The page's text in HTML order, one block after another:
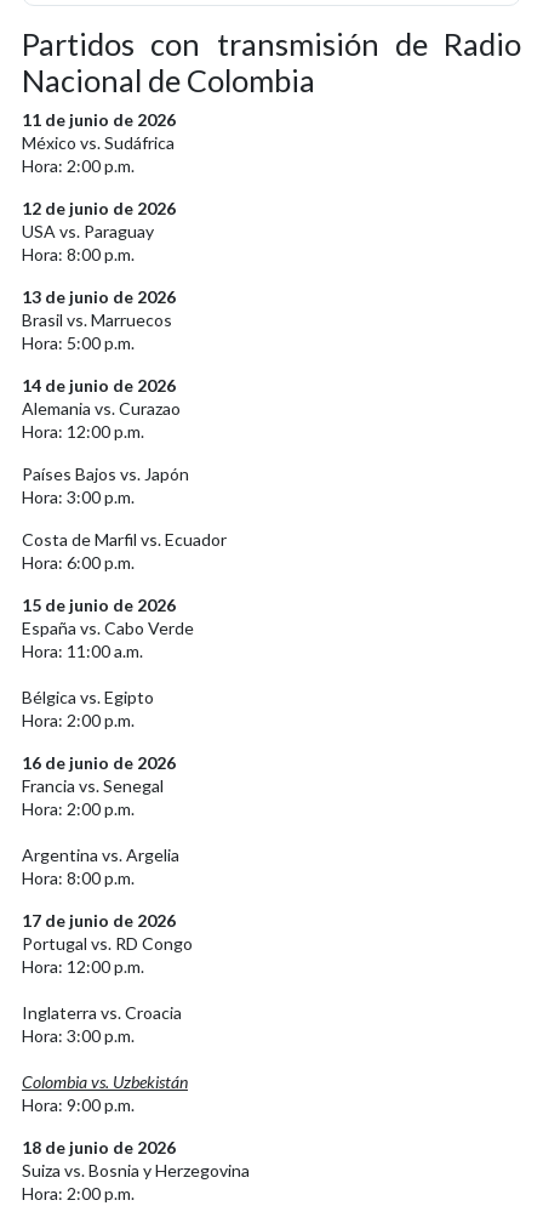
Partidos con transmisión de Radio
Nacional de Colombia
11 de junio de 2026
México vs. Sudáfrica
Hora: 2:00 p.m.
12 de junio de 2026
USA vs. Paraguay
Hora: 8:00 p.m.
13 de junio de 2026
Brasil vs. Marruecos
Hora: 5:00 p.m.
14 de junio de 2026
Alemania vs. Curazao
Hora: 12:00 p.m.
Países Bajos vs. Japón
Hora: 3:00 p.m.
Costa de Marfil vs. Ecuador
Hora: 6:00 p.m.
15 de junio de 2026
España vs. Cabo Verde
Hora: 11:00 a.m.
Bélgica vs. Egipto
Hora: 2:00 p.m.
16 de junio de 2026
Francia vs. Senegal
Hora: 2:00 p.m.
Argentina vs. Argelia
Hora: 8:00 p.m.
17 de junio de 2026
Portugal vs. RD Congo
Hora: 12:00 p.m.
Inglaterra vs. Croacia
Hora: 3:00 p.m.
Colombia vs. Uzbekistán
Hora: 9:00 p.m.
18 de junio de 2026
Suiza vs. Bosnia y Herzegovina
Hora: 2:00 p.m.